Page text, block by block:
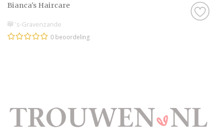
Bianca's Haircare
's-Gravenzande
0 beoordeling